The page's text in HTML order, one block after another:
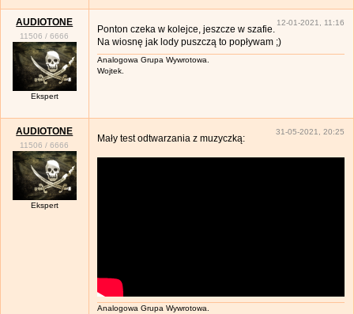
AUDIOTONE
11506 /6666
Ekspert
12-01-2021, 11:16
Ponton czeka w kolejce, jeszcze w szafie.
Na wiosnę jak lody puszczą to popływam ;)
Analogowa Grupa Wywrotowa.
Wojtek.
AUDIOTONE
11506 /6666
Ekspert
31-05-2021, 20:25
Mały test odtwarzania z muzyczką:
Analogowa Grupa Wywrotowa.